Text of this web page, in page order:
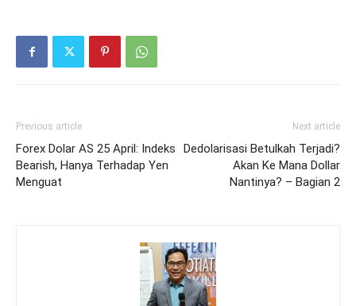
Previous article
Forex Dolar AS 25 April: Indeks
Bearish, Hanya Terhadap Yen
Menguat
Next article
Dedolarisasi Betulkah Terjadi?
Akan Ke Mana Dollar
Nantinya? – Bagian 2